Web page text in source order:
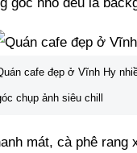
cafe đẹp ở Vĩnh Hy
chụp ảnh siêu chill
mát, cà phê